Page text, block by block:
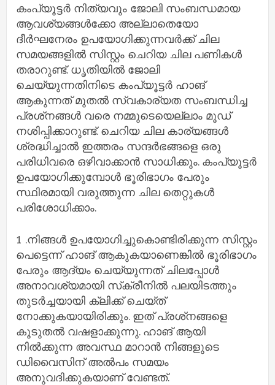
കംപ്യൂട്ടര്‍ നിത്യവും ജോലി സംബന്ധമായ
ആവശ്യങ്ങള്‍ക്കോ അല്ലാതെയോ
ദീര്‍ഘനേരം ഉപയോഗിക്കുന്നവര്‍ക്ക് ചില
സമയങ്ങളില്‍ സിസ്റ്റം ചെറിയ ചില പണികള്‍
തരാറുണ്ട്. ധൃതിയില്‍ ജോലി
ചെയ്യുന്നതിനിടെ കംപ്യൂട്ടര്‍ ഹാങ്
ആകുന്നത് മുതല്‍ സ്വകാര്യത സംബന്ധിച്ച
പ്രശ്‌നങ്ങള്‍ വരെ നമ്മുടെയെല്ലാം മൂഡ്
നശിപ്പിക്കാറുണ്ട്. ചെറിയ ചില കാര്യങ്ങള്‍
ശ്രദ്ധിച്ചാല്‍ ഇത്തരം സന്ദര്‍ഭങ്ങളെ ഒരു
പരിധിവരെ ഒഴിവാക്കാന്‍ സാധിക്കും. കംപ്യൂട്ടര്‍
ഉപയോഗിക്കുമ്പോള്‍ ഭൂരിഭാഗം പേരും
സ്ഥിരമായി വരുത്തുന്ന ചില തെറ്റുകള്‍
പരിശോധിക്കാം.
1 .നിങ്ങള്‍ ഉപയോഗിച്ചുകൊണ്ടിരിക്കുന്ന സിസ്റ്റം
പെട്ടെന്ന് ഹാങ് ആകുകയാണെങ്കില്‍ ഭൂരിഭാഗം
പേരും ആദ്യം ചെയ്യുന്നത് ചിലപ്പോള്‍
അനാവശ്യമായി സ്‌ക്രീനില്‍ പലയിടത്തും
തുടര്‍ച്ചയായി ക്ലിക്ക് ചെയ്ത്
നോക്കുകയായിരിക്കും. ഇത് പ്രശ്‌നങ്ങളെ
കൂടുതല്‍ വഷളാക്കുന്നു. ഹാങ് ആയി
നില്‍ക്കുന്ന അവസ്ഥ മാറാന്‍ നിങ്ങളുടെ
ഡിവൈസിന് അല്‍പം സമയം
അനുവദിക്കുകയാണ് വേണ്ടത്.